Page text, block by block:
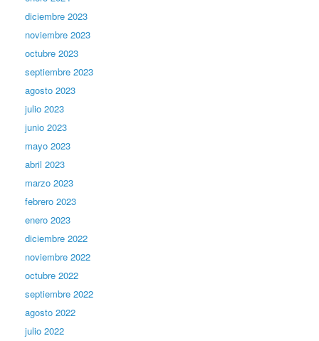
diciembre 2023
noviembre 2023
octubre 2023
septiembre 2023
agosto 2023
julio 2023
junio 2023
mayo 2023
abril 2023
marzo 2023
febrero 2023
enero 2023
diciembre 2022
noviembre 2022
octubre 2022
septiembre 2022
agosto 2022
julio 2022